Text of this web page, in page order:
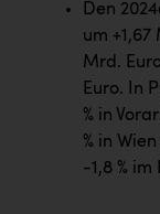
Smurfit
TGW Logistics
TRAILOMAT &
Den
um
Mrd.
Euro. In
% in
% in
-1,8 %